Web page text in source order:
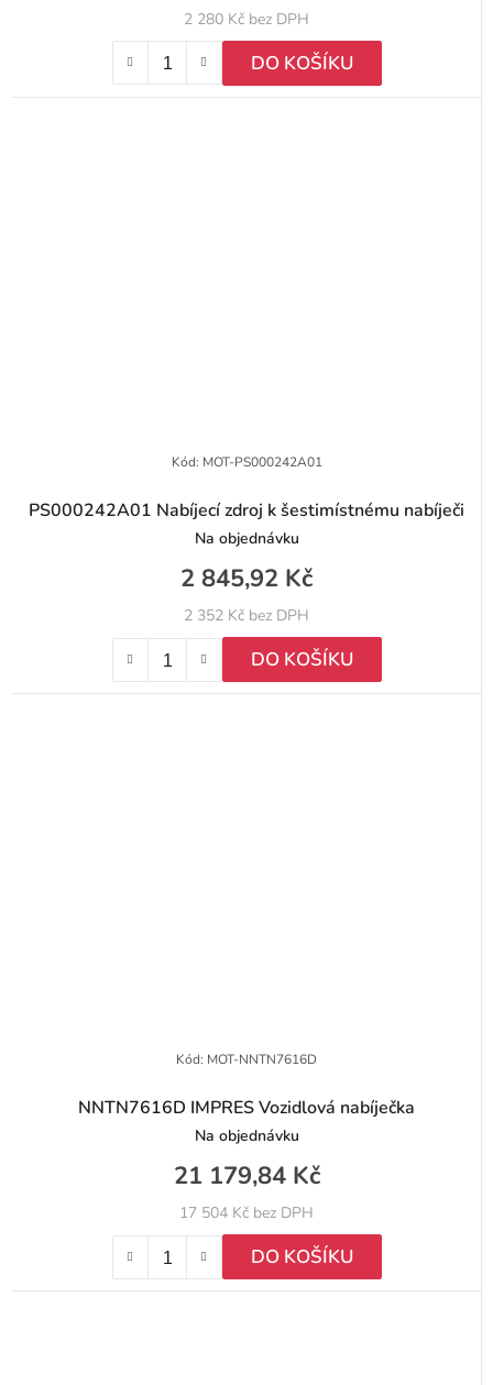
2 280 Kč bez DPH
DO KOŠÍKU
PS000242A01 Nabíjecí zdroj k šestimístnému nabíječi
Na objednávku
2 352 Kč bez DPH
2 845,92 Kč
DO KOŠÍKU
Kód: MOT-PS000242A01
NNTN7616D IMPRES Vozidlová nabíječka
Na objednávku
17 504 Kč bez DPH
21 179,84 Kč
DO KOŠÍKU
Kód: MOT-NNTN7616D